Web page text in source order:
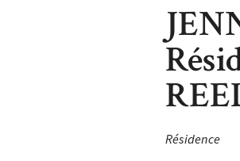
Résidence